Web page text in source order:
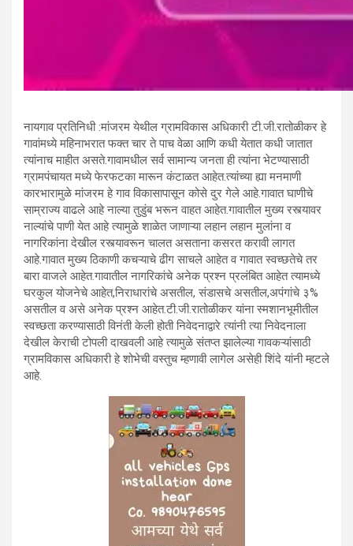
नायगाव प्रतिनिधी :मांजरम येथील ग्रामविकास अधिकारी टी.जी.रातोळीकर हे
गावांमध्ये महिनाभरात फक्त चार ते पाच वेळा आणि कधी येतात कधी जातात
त्यांनाच माहीत असते.गावामधील सर्व सामान्य जनता ही त्यांना भेटण्यासाठी
ग्रामपंचायत मध्ये फेरफटका मारून कंटाळत आहेत.त्यांच्या ह्या मनमाणी
कारभारामुळे मांजरम हे गाव विकासापासून कोसे दुर गेले आहे.गावात घाणीचे
साम्राज्य वाढले आहे नाल्या तुडुंब भरून वाहत आहेत.गावातील मुख्य रस्त्यावर
नाल्यांचे पाणी येत आहे त्यामुळे शाळेत जाणाऱ्या लहान लहान मुलांना व
नागरिकांना देखील रस्त्यावरून चालत असताना कसरत करावी लागत
आहे.गावात मुख्य ठिकाणी कचऱ्याचे ढीग साचले आहेत व गावात स्वच्छतेचे तर
बारा वाजले आहेत.गावातील नागरिकांचे अनेक प्रश्न प्रलंबित आहेत त्यामध्ये
घरकुल योजनेचे आहेत,निराधारांचे असतील, संडासचे असतील,अपंगांचे ३%
असतील व असे अनेक प्रश्न आहेत.टी.जी.रातोळीकर यांना स्मशानभूमीतील
स्वच्छता करण्यासाठी विनंती केली होती निवेदनाद्वारे त्यांनी त्या निवेदनाला
देखील केराची टोपली दाखवली आहे त्यामुळे संतप्त झालेल्या गावकऱ्यांसाठी
ग्रामविकास अधिकारी हे शोभेची वस्तुच म्हणावी लागेल असेही शिंदे यांनी म्हटले
आहे.